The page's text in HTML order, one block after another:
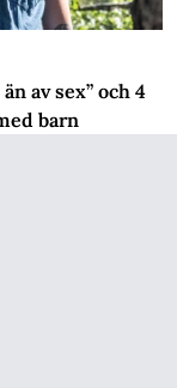
av sex” och 4
barn